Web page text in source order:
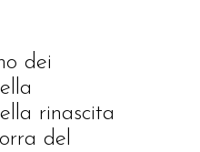
dei
rinascita
del